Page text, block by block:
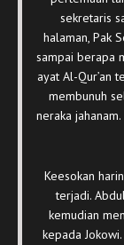
sekretaris
halaman, Pak
sampai berapa
ayat Al-Qur’an
membunuh
neraka
Keesokan
terjadi.
kemudian
kepada